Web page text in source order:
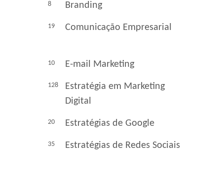
8 Branding
19 Comunicação Empresarial
10 E-mail Marketing
128
Estratégia em Marketing
Digital
20 Estratégias de Google
35 Estratégias de Redes Sociais